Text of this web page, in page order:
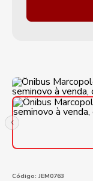
Código: JEM0763